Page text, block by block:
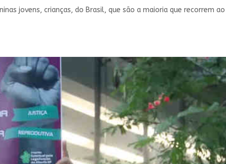
jovens, crianças, do Brasil, que são a maioria que recorrem